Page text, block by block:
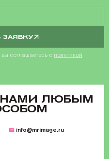
ЗАЯВКУ
соглашаетесь с политикой
НАМИ ЛЮБЫМ
info@mrimage.ru